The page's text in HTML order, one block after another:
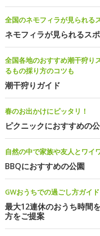
全国のネモフィラが見られる
ネモフィラが見られるス
全国各地のおすすめ潮干狩り
るもの採り方のコツも
潮干狩りガイド
春のお出かけにピッタリ！
ピクニックにおすすめの
自然の中で家族や友人とワイ
BBQにおすすめの公園
GWおうちでの過ごし方ガイド
最大12連休のおうち時間
方をご提案